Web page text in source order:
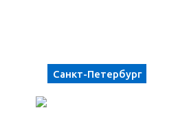
Санкт-Петербург